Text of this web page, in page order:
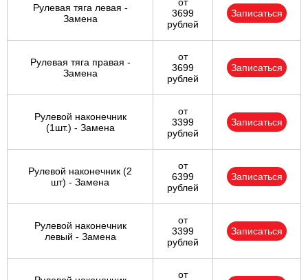
Рулевая тяга левая -
Замена
от
3699
рублей
Записаться
Рулевая тяга правая -
Замена
от
3699
рублей
Записаться
Рулевой наконечник
(1шт.) - Замена
от
3399
рублей
Записаться
Рулевой наконечник (2
шт) - Замена
от
6399
рублей
Записаться
Рулевой наконечник
левый - Замена
от
3399
рублей
Записаться
от